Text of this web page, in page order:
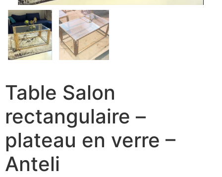
Table Salon
rectangulaire –
plateau en verre –
Anteli